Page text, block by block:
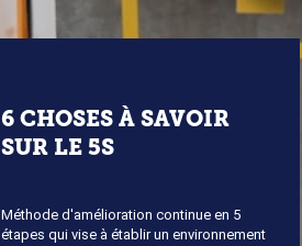
6 CHOSES À SAVOIR
SUR LE 5S
Méthode d'amélioration continue en 5
étapes qui vise à établir un environnement